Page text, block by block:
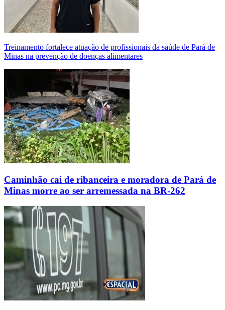
Treinamento fortalece atuação de profissionais da saúde de Pará de
Minas na prevenção de doenças alimentares
Caminhão cai de ribanceira e moradora de Pará de
Minas morre ao ser arremessada na BR-262